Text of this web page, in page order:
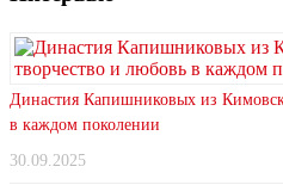
Династия Капишниковых из
в каждом поколении
30.09.2025